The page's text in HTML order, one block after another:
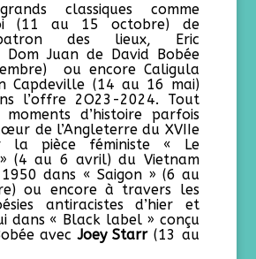
classiques comme
(11 au 15 octobre) de
des lieux, Eric
Dom Juan de David Bobée
ou encore Caligula
Capdeville (14 au 16 mai)
l’offre 2O23-2024. Tout
moments d’histoire parfois
de l’Angleterre du XVIIe
la pièce féministe « Le
(4 au 6 avril) du Vietnam
dans « Saigon » (6 au
ou encore à travers les
antiracistes d’hier et
dans « Black label » conçu
avecJoey Starr(13 au